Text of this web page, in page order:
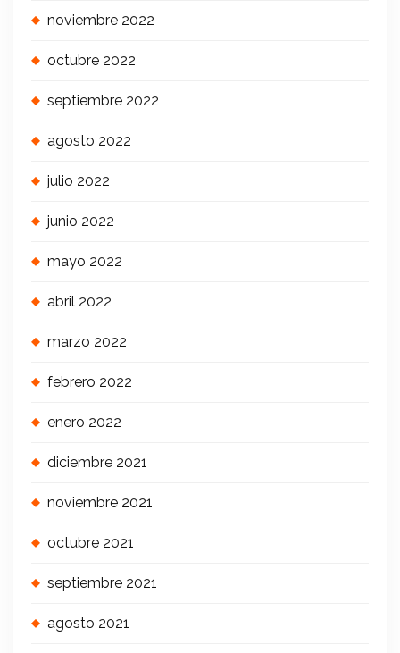
noviembre 2022
octubre 2022
septiembre 2022
agosto 2022
julio 2022
junio 2022
mayo 2022
abril 2022
marzo 2022
febrero 2022
enero 2022
diciembre 2021
noviembre 2021
octubre 2021
septiembre 2021
agosto 2021